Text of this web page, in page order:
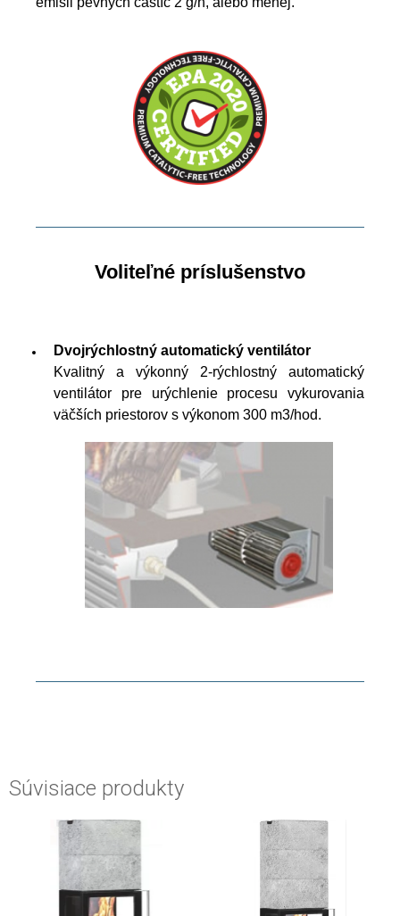
Voliteľné príslušenstvo
Dvojrýchlostný automatický ventilátor
Kvalitný a výkonný 2-rýchlostný automatický
ventilátor pre urýchlenie procesu vykurovania
väčších priestorov s výkonom 300 m3/hod.
Súvisiace produkty